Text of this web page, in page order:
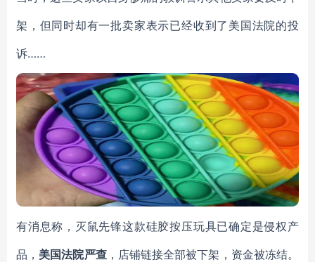
架，但同时却有一批卖家表示已经收到了美国法院的投
诉……
有消息称， 灭鼠先锋这款硅胶按压玩具已确定是侵权产
品， 美国法院严查，店铺链接全部被下架，资金被冻结。